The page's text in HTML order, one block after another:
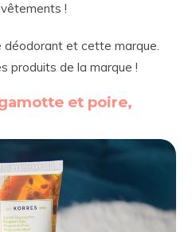
!
et cette marque.
produits de la marque !
et poire,